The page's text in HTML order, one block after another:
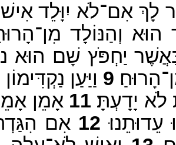
לָךְ אִם־לֹא יִוָּלֵד
וְהַנּוֹלָד
יַחְפֹּץ שָׁם הוּא
9 וַיַּעַן
יָדָעְתָּ׃ 11 אָמֵן
12 אִם